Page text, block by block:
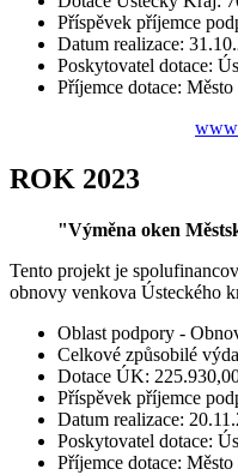
Příspěvek příjemce
Datum realizace:
Poskytovatel dotace:
Příjemce dotace:
ROK 2023
"Výměna oken
Tento projekt je
obnovy venkova Ústeckého
Oblast podpory -
Celkové způsobilé
Dotace ÚK:
Příspěvek příjemce
Datum realizace:
Poskytovatel dotace:
Příjemce dotace: